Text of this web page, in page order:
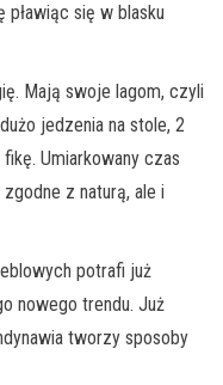
pławiąc się w blasku
Mają swoje lagom, czyli
jedzenia na stole, 2
Umiarkowany czas
z naturą, ale i
potrafi już
nowego trendu. Już
tworzy sposoby